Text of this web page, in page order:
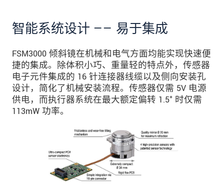
智能系统设计 —— 易于集成
FSM3000 倾斜镜在机械和电气方面均能实现快速便
捷的集成。除体积小巧、重量轻的特点外，传感器
电子元件集成的 16 针连接器线缆以及侧向安装孔
设计，简化了机械安装流程。传感器仅需 5V 电源
供电，而执行器系统在最大额定偏转 1.5° 时仅需
113mW 功率。